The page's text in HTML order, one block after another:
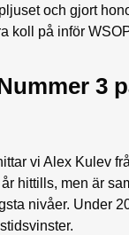
och gjort
koll på inför
3
vi Alex Kulev
hittills, men är
nivåer. Under